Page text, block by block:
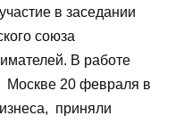
в заседании
союза
В работе
Москве 20 февраля в
приняли